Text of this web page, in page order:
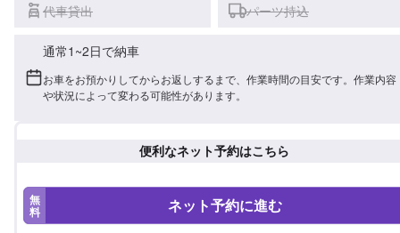
代車貸出 パーツ持込
通常1~2日で納車
お車をお預かりしてからお返しするまで、作業時間の目安です。作業内容
や状況によって変わる可能性があります。
便利なネット予約はこちら
無
料 ネット予約に進む